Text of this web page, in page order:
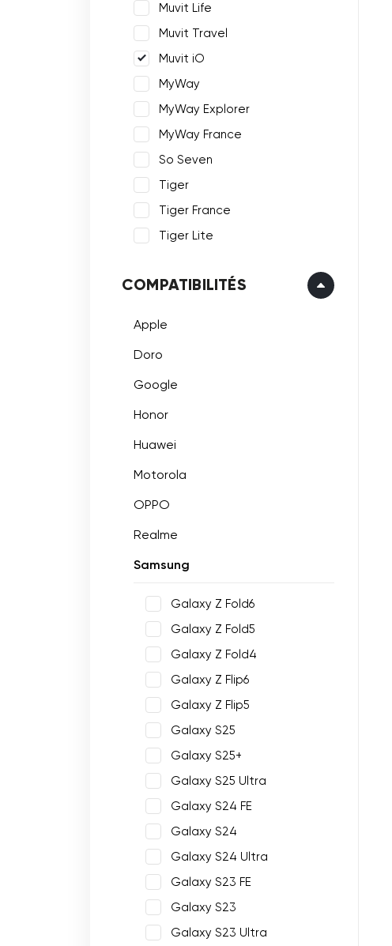
Muvit Life
Muvit Travel
Muvit iO
MyWay
MyWay Explorer
MyWay France
So Seven
Tiger
Tiger France
Tiger Lite
COMPATIBILITÉS
Apple
Doro
Google
Honor
Huawei
Motorola
OPPO
Realme
Samsung
Galaxy Z Fold6
Galaxy Z Fold5
Galaxy Z Fold4
Galaxy Z Flip6
Galaxy Z Flip5
Galaxy S25
Galaxy S25+
Galaxy S25 Ultra
Galaxy S24 FE
Galaxy S24
Galaxy S24 Ultra
Galaxy S23 FE
Galaxy S23
Galaxy S23 Ultra